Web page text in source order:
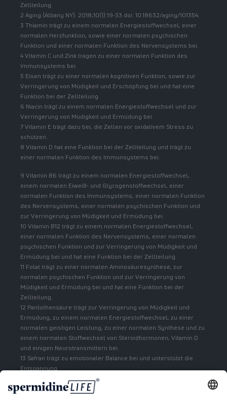
Zellteilung.
2 Aging (Albany NY). 2018;10(1):19-33 doi: 10.18632/aging/101354.
3 Thiamin trägt zu einem normalen Energiestoffwechsel, einer
normalen Herzfunktion, sowie einer normalen psychischen
Funktion und einer normalen Funktion des Nervensystems bei.
4 Vitamin C und Zink tragen zu einer normalen Funktion des
Immunsystems bei.
5 Eisen trägt zu einer normalen kognitiven Funktion, sowie zur
Verringerung von Müdigkeit und Erschöpfung bei und hat eine
Funktion bei der Zellteilung.
6 Niacin trägt zu einem normalen Energiestoffwechsel und zur
Verringerung von Müdigkeit und Ermüdung bei.
7 Vitamin E trägt dazu bei, die Zellen vor oxidativem Stress zu
schützen.
8 Vitamin D hat eine Funktion bei der Zellteilung und trägt zu
einer normalen Funktion des Immunsystems bei.
9 Vitamin B6 trägt zu einem normalen Energiestoffwechsel,
einem normalen Eiweiß- und Glycogenstoffwechsel, einer
normalen Funktion des Immunsystems, einer normalen Funktion
des Nervensystems, einer normalen psychischen Funktion und
zur Verringerung von Müdigkeit und Ermüdung bei.
10 Vitamin B12 trägt zu einem normalen Energiestoffwechsel,
einer normalen Funktion des Nervensystems, einer normalen
psychischen Funktion und zur Verringerung von Müdigkeit und
Ermüdung bei und hat eine Funktion bei der Zellteilung.
11 Folat trägt zu einer normalen Aminosäuresynthese, zur
normalen psychischen Funktion und zur Verringerung von
Müdigkeit und Ermüdung bei und hat eine Funktion bei der
Zellteilung.
12 Pantothensäure trägt zur Verringerung von Müdigkeit und
Ermüdung, zu einem normalen Energiestoffwechsel, zu einer
normalen geistigen Leistung, zu einer normalen Synthese und zu
einem normalen Stoffwechsel von Steroidhormonen, Vitamin D
und einigen Neurotransmittern bei.
13 Safran trägt zu emotionaler Balance bei und unterstützt die
Entspannung.